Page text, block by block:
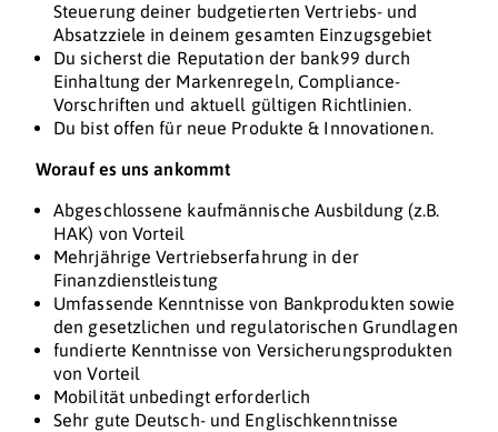
Steuerung deiner budgetierten Vertriebs- und
Absatzziele in deinem gesamten Einzugsgebiet
Du sicherst die Reputation der bank99 durch
Einhaltung der Markenregeln, Compliance-
Vorschriften und aktuell gültigen Richtlinien.
Du bist offen für neue Produkte & Innovationen.
Worauf es uns ankommt
Abgeschlossene kaufmännische Ausbildung (z.B.
HAK) von Vorteil
Mehrjährige Vertriebserfahrung in der
Finanzdienstleistung
Umfassende Kenntnisse von Bankprodukten sowie
den gesetzlichen und regulatorischen Grundlagen
fundierte Kenntnisse von Versicherungsprodukten
von Vorteil
Mobilität unbedingt erforderlich
Sehr gute Deutsch- und Englischkenntnisse